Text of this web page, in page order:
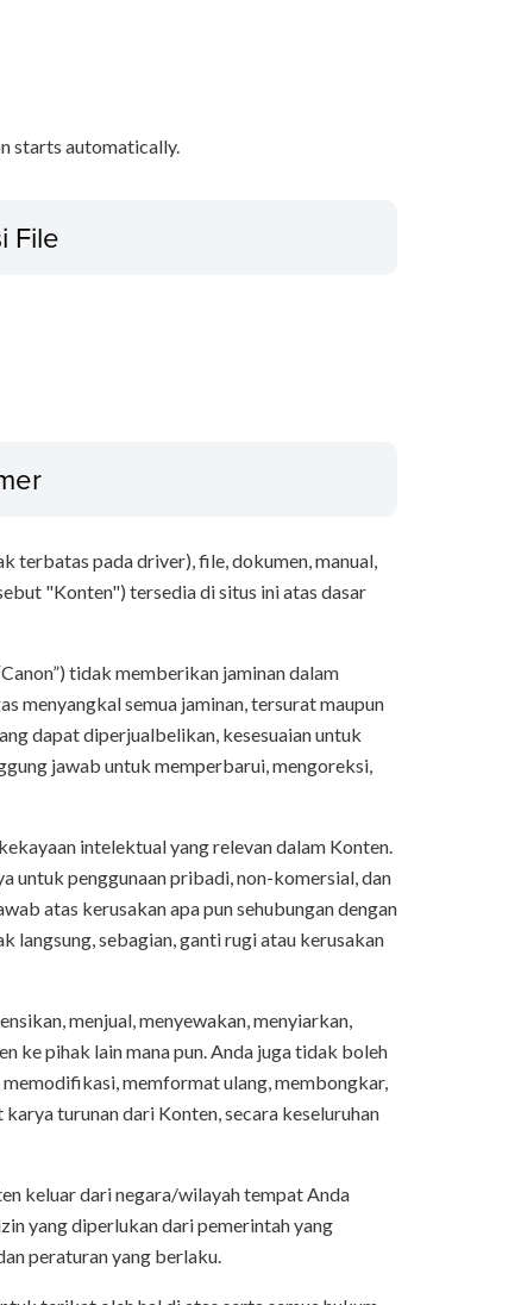
starts automatically.
File
terbatas pada driver), file, dokumen, manual,
"Konten") tersedia di situs ini atas dasar
tidak memberikan jaminan dalam
menyangkal semua jaminan, tersurat maupun
dapat diperjualbelikan, kesesuaian untuk
jawab untuk memperbarui, mengoreksi,
intelektual yang relevan dalam Konten.
untuk penggunaan pribadi, non-komersial, dan
atas kerusakan apa pun sehubungan dengan
sebagian, ganti rugi atau kerusakan
menjual, menyewakan, menyiarkan,
ke pihak lain mana pun. Anda juga tidak boleh
memformat ulang, membongkar,
turunan dari Konten, secara keseluruhan
keluar dari negara/wilayah tempat Anda
yang diperlukan dari pemerintah yang
peraturan yang berlaku.